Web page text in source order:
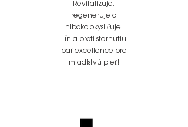
Revitalizuje,
regeneruje a
hlboko okysličuje.
Línia proti starnutiu
par excellence pre
mladistvú pleť!